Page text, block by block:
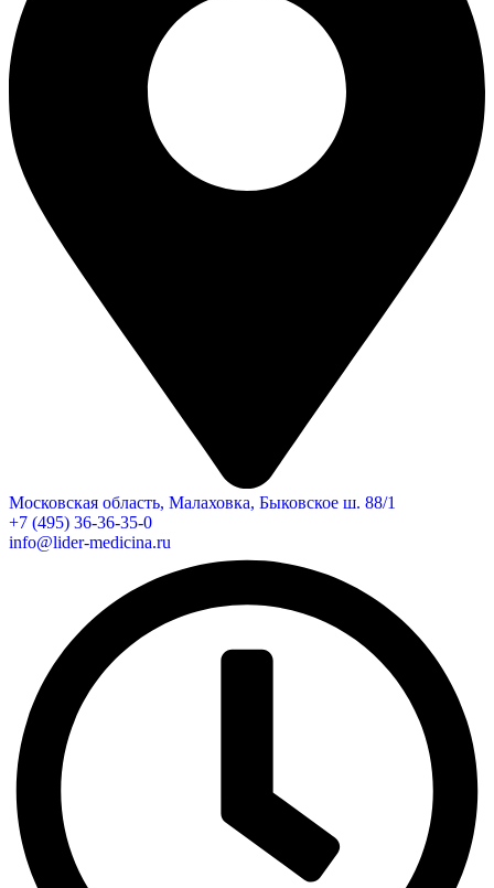
Московская область, Малаховка, Быковское ш. 88/1
+7 (495) 36-36-35-0
info@lider-medicina.ru